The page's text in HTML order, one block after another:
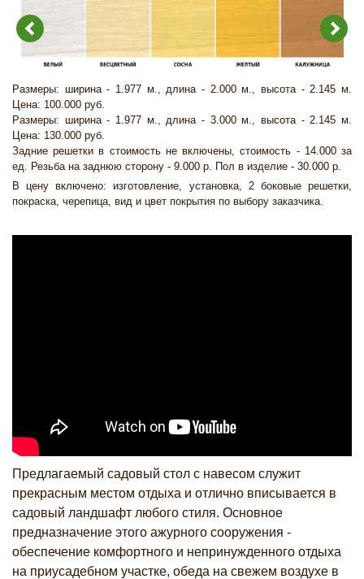
Размеры: ширина - 1.977 м., длина - 2.000 м., высота - 2.145 м.
Цена: 100.000 руб.
Размеры: ширина - 1.977 м., длина - 3.000 м., высота - 2.145 м.
Цена: 130.000 руб.
Задние решетки в стоимость не включены, стоимость - 14.000 за
ед. Резьба на заднюю сторону - 9.000 р. Пол в изделие - 30.000 р.
В цену включено: изготовление, установка, 2 боковые решетки,
покраска, черепица, вид и цвет покрытия по выбору заказчика.
Предлагаемый садовый стол с навесом служит
прекрасным местом отдыха и отлично вписывается в
садовый ландшафт любого стиля. Основное
предназначение этого ажурного сооружения -
обеспечение комфортного и непринужденного отдыха
на приусадебном участке, обеда на свежем воздухе в